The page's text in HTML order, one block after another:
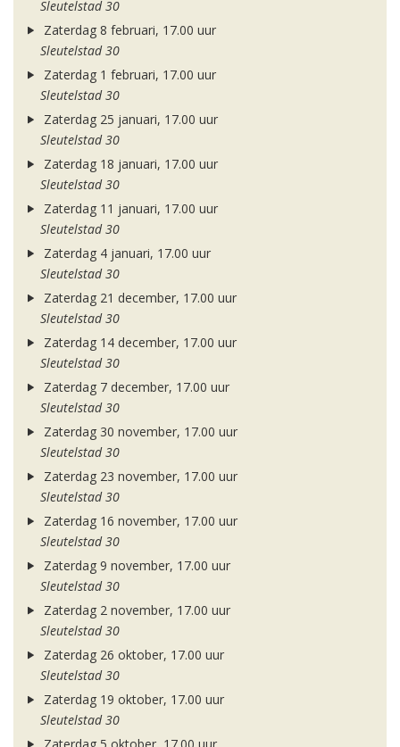
Sleutelstad 30
Zaterdag 8 februari, 17.00 uur
Sleutelstad 30
Zaterdag 1 februari, 17.00 uur
Sleutelstad 30
Zaterdag 25 januari, 17.00 uur
Sleutelstad 30
Zaterdag 18 januari, 17.00 uur
Sleutelstad 30
Zaterdag 11 januari, 17.00 uur
Sleutelstad 30
Zaterdag 4 januari, 17.00 uur
Sleutelstad 30
Zaterdag 21 december, 17.00 uur
Sleutelstad 30
Zaterdag 14 december, 17.00 uur
Sleutelstad 30
Zaterdag 7 december, 17.00 uur
Sleutelstad 30
Zaterdag 30 november, 17.00 uur
Sleutelstad 30
Zaterdag 23 november, 17.00 uur
Sleutelstad 30
Zaterdag 16 november, 17.00 uur
Sleutelstad 30
Zaterdag 9 november, 17.00 uur
Sleutelstad 30
Zaterdag 2 november, 17.00 uur
Sleutelstad 30
Zaterdag 26 oktober, 17.00 uur
Sleutelstad 30
Zaterdag 19 oktober, 17.00 uur
Sleutelstad 30